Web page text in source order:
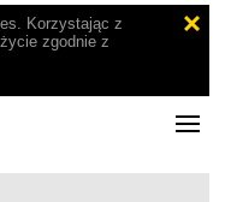
Korzystając z
zgodnie z